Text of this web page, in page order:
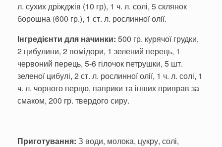
л. сухих дріжджів (10 гр), 1 ч. л. солі, 5 склянок
борошна (600 гр.), 1 ст. л. рослинної олії.
Інгредієнти для начинки: 500 гр. курячої грудки,
2 цибулини, 2 помідори, 1 зелений перець, 1
червоний перець, 5-6 гілочок петрушки, 5 шт.
зеленої цибулі, 2 ст. л. рослинної олії, 1 ч. л. солі, 1
ч. л. чорного перцю, паприки та інших приправ за
смаком, 200 гр. твердого сиру.
Приготування: З води, молока, цукру, солі,